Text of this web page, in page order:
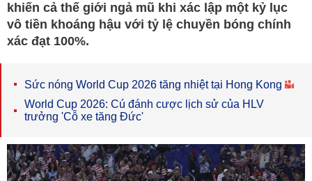
khiến cả thế giới ngả mũ khi xác lập một kỷ lục
vô tiền khoáng hậu với tỷ lệ chuyền bóng chính
xác đạt 100%.
Sức nóng World Cup 2026 tăng nhiệt tại Hong Kong
World Cup 2026: Cú đánh cược lịch sử của HLV
trưởng 'Cỗ xe tăng Đức'